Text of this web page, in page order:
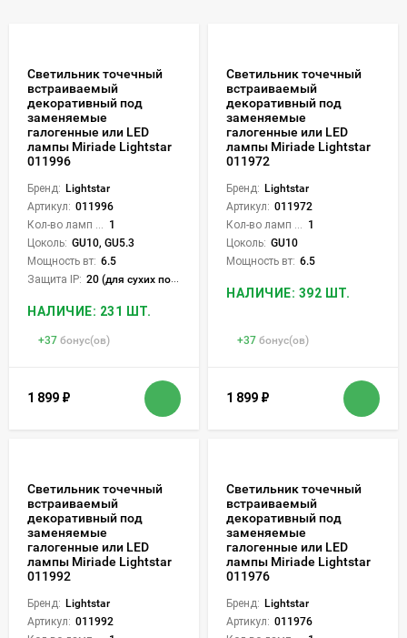
Светильник точечный
встраиваемый
декоративный под
заменяемые
галогенные или LED
лампы Miriade Lightstar
011996
Бренд: Lightstar
Артикул: 011996
1
Цоколь: GU10, GU5.3
Мощность вт: 6.5
Защита IP: 20 (для сухих пом.)
НАЛИЧИЕ: 231 ШТ.
+37 бонус(ов)
1 899 ₽
Светильник точечный
встраиваемый
декоративный под
заменяемые
галогенные или LED
лампы Miriade Lightstar
011972
Бренд: Lightstar
Артикул: 011972
1
Цоколь: GU10
Мощность вт: 6.5
НАЛИЧИЕ: 392 ШТ.
+37 бонус(ов)
1 899 ₽
Светильник точечный
встраиваемый
декоративный под
заменяемые
галогенные или LED
лампы Miriade Lightstar
011992
Бренд: Lightstar
Артикул: 011992
Светильник точечный
встраиваемый
декоративный под
заменяемые
галогенные или LED
лампы Miriade Lightstar
011976
Бренд: Lightstar
Артикул: 011976